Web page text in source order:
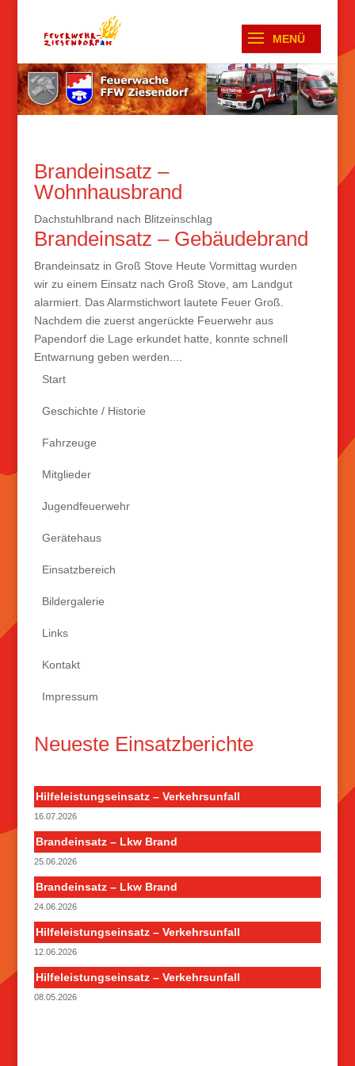
Brandeinsatz –
Wohnhausbrand
Dachstuhlbrand nach Blitzeinschlag
Brandeinsatz – Gebäudebrand
Brandeinsatz in Groß Stove Heute Vormittag wurden
wir zu einem Einsatz nach Groß Stove, am Landgut
alarmiert. Das Alarmstichwort lautete Feuer Groß.
Nachdem die zuerst angerückte Feuerwehr aus
Papendorf die Lage erkundet hatte, konnte schnell
Entwarnung geben werden....
Start
Geschichte / Historie
Fahrzeuge
Mitglieder
Jugendfeuerwehr
Gerätehaus
Einsatzbereich
Bildergalerie
Links
Kontakt
Impressum
Neueste Einsatzberichte
Hilfeleistungseinsatz – Verkehrsunfall
16.07.2026
Brandeinsatz – Lkw Brand
25.06.2026
Brandeinsatz – Lkw Brand
24.06.2026
Hilfeleistungseinsatz – Verkehrsunfall
12.06.2026
Hilfeleistungseinsatz – Verkehrsunfall
08.05.2026